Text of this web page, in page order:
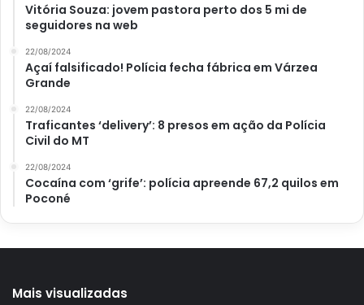
Após o plantio daarruda
Vitória Souza: jovem pastora perto dos 5 mi de
seguidores na web
22/08/2024
Açaí falsificado! Polícia fecha fábrica em Várzea
Grande
22/08/2024
Traficantes ‘delivery’: 8 presos em ação da Polícia
Civil do MT
22/08/2024
Cocaína com ‘grife’: polícia apreende 67,2 quilos em
Poconé
Mais visualizadas